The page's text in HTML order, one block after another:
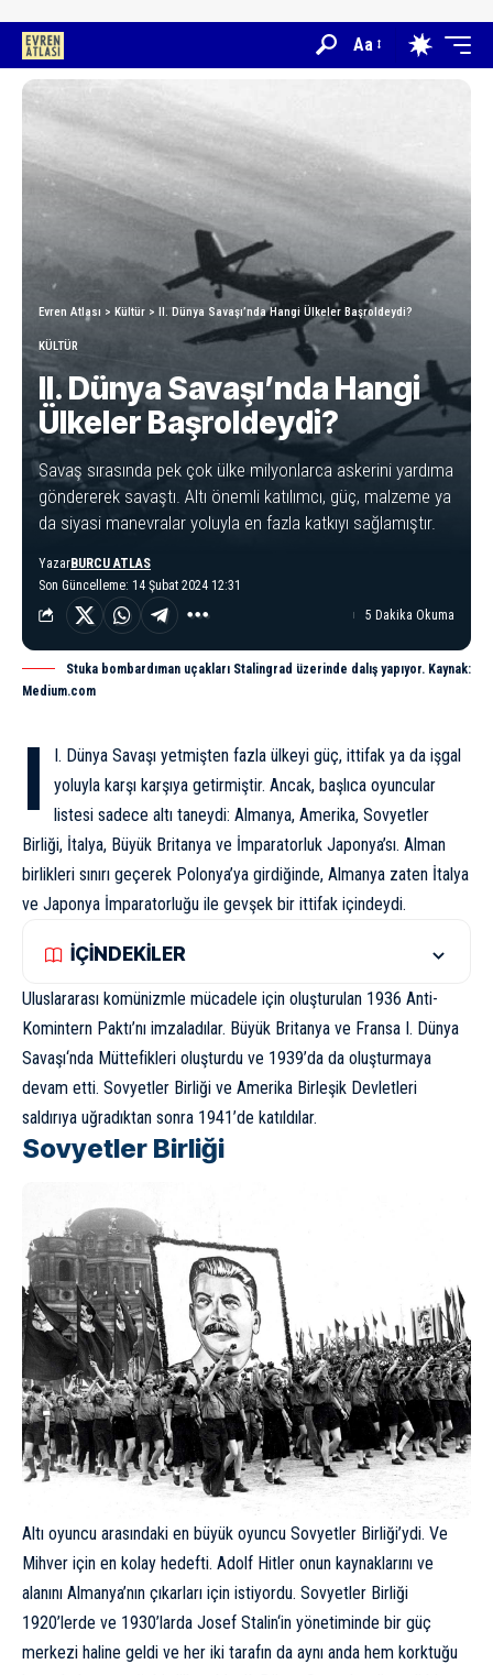
Aa
Evren Atlası > Kültür > II. Dünya Savaşı’nda Hangi Ülkeler Başroldeydi?
KÜLTÜR
II. Dünya Savaşı’nda Hangi
Ülkeler Başroldeydi?
Savaş sırasında pek çok ülke milyonlarca askerini yardıma
göndererek savaştı. Altı önemli katılımcı, güç, malzeme ya
da siyasi manevralar yoluyla en fazla katkıyı sağlamıştır.
Son Güncelleme: 14 Şubat 2024 12:31
YazarBURCU ATLAS
5 Dakika Okuma
Stuka bombardıman uçakları Stalingrad üzerinde dalış yapıyor. Kaynak:
Medium.com
I I. Dünya Savaşı yetmişten fazla ülkeyi güç, ittifak ya da işgal
yoluyla karşı karşıya getirmiştir. Ancak, başlıca oyuncular
listesi sadece altı taneydi: Almanya, Amerika, Sovyetler
Birliği, İtalya, Büyük Britanya ve İmparatorluk Japonya’sı. Alman
birlikleri sınırı geçerek Polonya’ya girdiğinde, Almanya zaten İtalya
ve Japonya İmparatorluğu ile gevşek bir ittifak içindeydi.
İÇİNDEKİLER
Uluslararası komünizmle mücadele için oluşturulan 1936 Anti-
Komintern Paktı’nı imzaladılar. Büyük Britanya ve Fransa I. Dünya
Savaşı‘nda Müttefikleri oluşturdu ve 1939’da da oluşturmaya
devam etti. Sovyetler Birliği ve Amerika Birleşik Devletleri
saldırıya uğradıktan sonra 1941’de katıldılar.
Sovyetler Birliği
Altı oyuncu arasındaki en büyük oyuncu Sovyetler Birliği’ydi. Ve
Mihver için en kolay hedefti. Adolf Hitler onun kaynaklarını ve
alanını Almanya’nın çıkarları için istiyordu. Sovyetler Birliği
1920’lerde ve 1930’larda Josef Stalin‘in yönetiminde bir güç
merkezi haline geldi ve her iki tarafın da aynı anda hem korktuğu